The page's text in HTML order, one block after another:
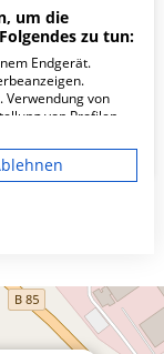
KfH-
um die
zu tun:
Endgerät.
Verwendung von
von Profilen
Messung der
Statistiken
Entwicklung
Daten zur
für diese